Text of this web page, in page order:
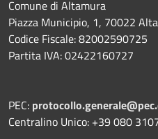
Comune di Altamura
Piazza Municipio, 1, 70022
Codice Fiscale: 82002590725
Partita IVA: 02422160727
PEC:
Centralino Unico: +39 080